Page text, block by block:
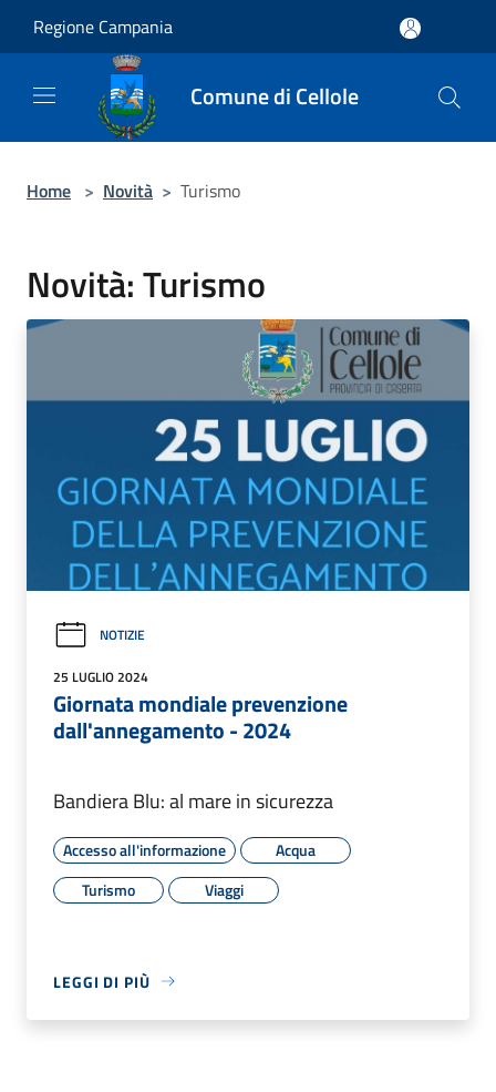
Regione Campania
Comune di Cellole
Home > Novità > Turismo
Novità: Turismo
NOTIZIE
25 LUGLIO 2024
Giornata mondiale prevenzione
dall'annegamento - 2024
Bandiera Blu: al mare in sicurezza
Accesso all'informazione
Acqua
Turismo
Viaggi
LEGGI DI PIÙ